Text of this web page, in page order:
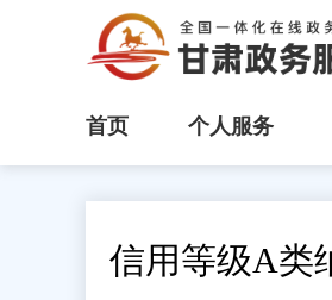
首页 个人服务
信用等级A类